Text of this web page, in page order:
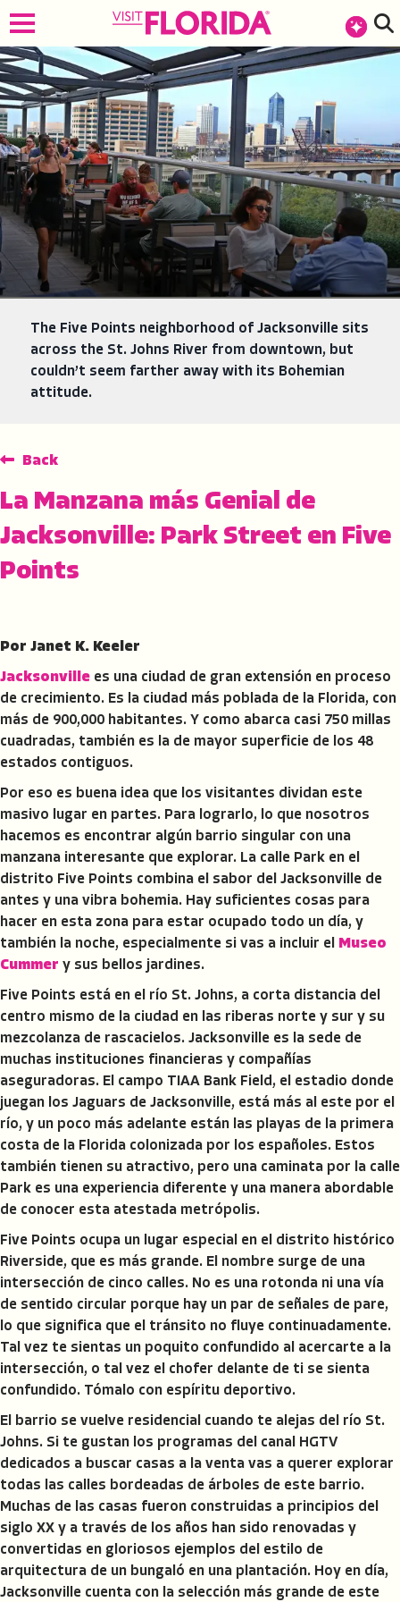
The Five Points neighborhood of Jacksonville sits
across the St. Johns River from downtown, but
couldn’t seem farther away with its Bohemian
attitude.
Back
La Manzana más Genial de
Jacksonville: Park Street en Five
Points
Por Janet K. Keeler
Jacksonville es una ciudad de gran extensión en proceso
de crecimiento. Es la ciudad más poblada de la Florida, con
más de 900,000 habitantes. Y como abarca casi 750 millas
cuadradas, también es la de mayor superficie de los 48
estados contiguos.
Por eso es buena idea que los visitantes dividan este
masivo lugar en partes. Para lograrlo, lo que nosotros
hacemos es encontrar algún barrio singular con una
manzana interesante que explorar. La calle Park en el
distrito Five Points combina el sabor del Jacksonville de
antes y una vibra bohemia. Hay suficientes cosas para
hacer en esta zona para estar ocupado todo un día, y
también la noche, especialmente si vas a incluir el Museo
Cummer y sus bellos jardines.
Five Points está en el río St. Johns, a corta distancia del
centro mismo de la ciudad en las riberas norte y sur y su
mezcolanza de rascacielos. Jacksonville es la sede de
muchas instituciones financieras y compañías
aseguradoras. El campo TIAA Bank Field, el estadio donde
juegan los Jaguars de Jacksonville, está más al este por el
río, y un poco más adelante están las playas de la primera
costa de la Florida colonizada por los españoles. Estos
también tienen su atractivo, pero una caminata por la calle
Park es una experiencia diferente y una manera abordable
de conocer esta atestada metrópolis.
Five Points ocupa un lugar especial en el distrito histórico
Riverside, que es más grande. El nombre surge de una
intersección de cinco calles. No es una rotonda ni una vía
de sentido circular porque hay un par de señales de pare,
lo que significa que el tránsito no fluye continuadamente.
Tal vez te sientas un poquito confundido al acercarte a la
intersección, o tal vez el chofer delante de ti se sienta
confundido. Tómalo con espíritu deportivo.
El barrio se vuelve residencial cuando te alejas del río St.
Johns. Si te gustan los programas del canal HGTV
dedicados a buscar casas a la venta vas a querer explorar
todas las calles bordeadas de árboles de este barrio.
Muchas de las casas fueron construidas a principios del
siglo XX y a través de los años han sido renovadas y
convertidas en gloriosos ejemplos del estilo de
arquitectura de un bungaló en una plantación. Hoy en día,
Jacksonville cuenta con la selección más grande de este